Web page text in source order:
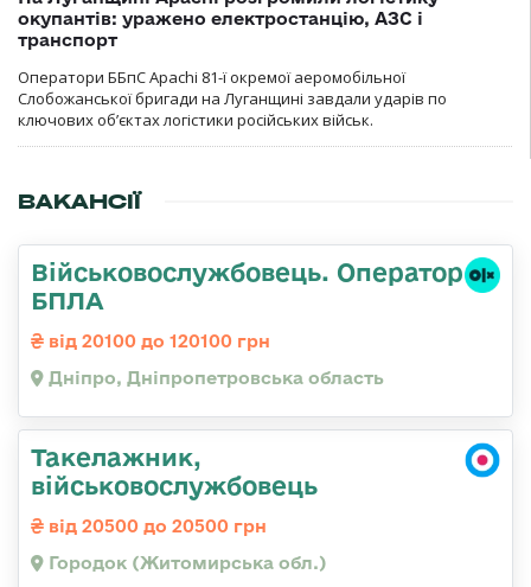
окупантів: уражено електростанцію, АЗС і
транспорт
Оператори ББпС Apachi 81-ї окремої аеромобільної
Слобожанської бригади на Луганщині завдали ударів по
ключових об’єктах логістики російських військ.
ВАКАНСІЇ
Військовослужбовець. Оператор
БПЛА
від 20100 до 120100 грн
Дніпро, Дніпропетровська область
Такелажник,
військовослужбовець
від 20500 до 20500 грн
Городок (Житомирська обл.)